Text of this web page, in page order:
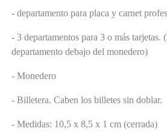
- departamento para placa y carnet
- 3 departamentos para 3 o más tarjetas.
departamento debajo del monedero)
- Monedero
- Billetera. Caben los billetes sin doblar.
- Medidas: 10,5 x 8,5 x 1 cm (cerrada)